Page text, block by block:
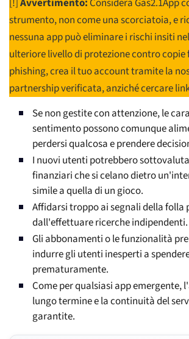
[!] Avvertimento: Considera Gas2.1App
strumento, non come una scorciatoia, e
nessuna app può eliminare i rischi insiti
ulteriore livello di protezione contro copie
phishing, crea il tuo account tramite la
partnership verificata, anziché cercare
Se non gestite con attenzione, le
sentimento possono comunque
perdersi qualcosa e prendere
I nuovi utenti potrebbero
finanziari che si celano dietro
simile a quella di un gioco.
Affidarsi troppo ai segnali della folla
dall'effettuare ricerche indipendenti.
Gli abbonamenti o le funzionalità
indurre gli utenti inesperti a
prematuramente.
Come per qualsiasi app emergente,
lungo termine e la continuità del
garantite.